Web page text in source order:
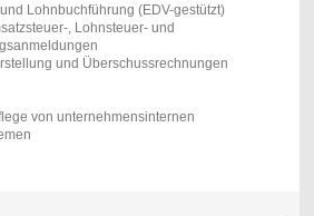
Lohnbuchführung (EDV-gestützt)
, Lohnsteuer- und
und Überschussrechnungen
von unternehmensinternen